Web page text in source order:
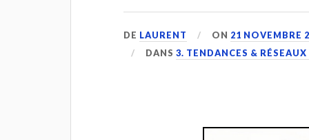
DE LAURENT ON 21 NOVEMBRE
DANS3. TENDANCES &